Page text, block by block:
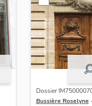
Dossier
Bussière Roselyne